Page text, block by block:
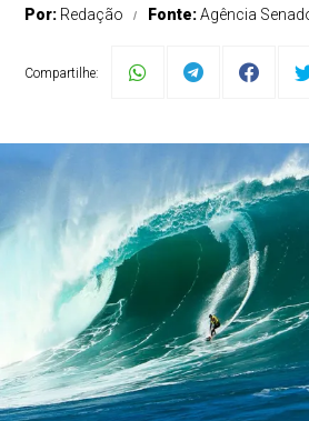
Por: Redação Fonte:Agência
Compartilhe: